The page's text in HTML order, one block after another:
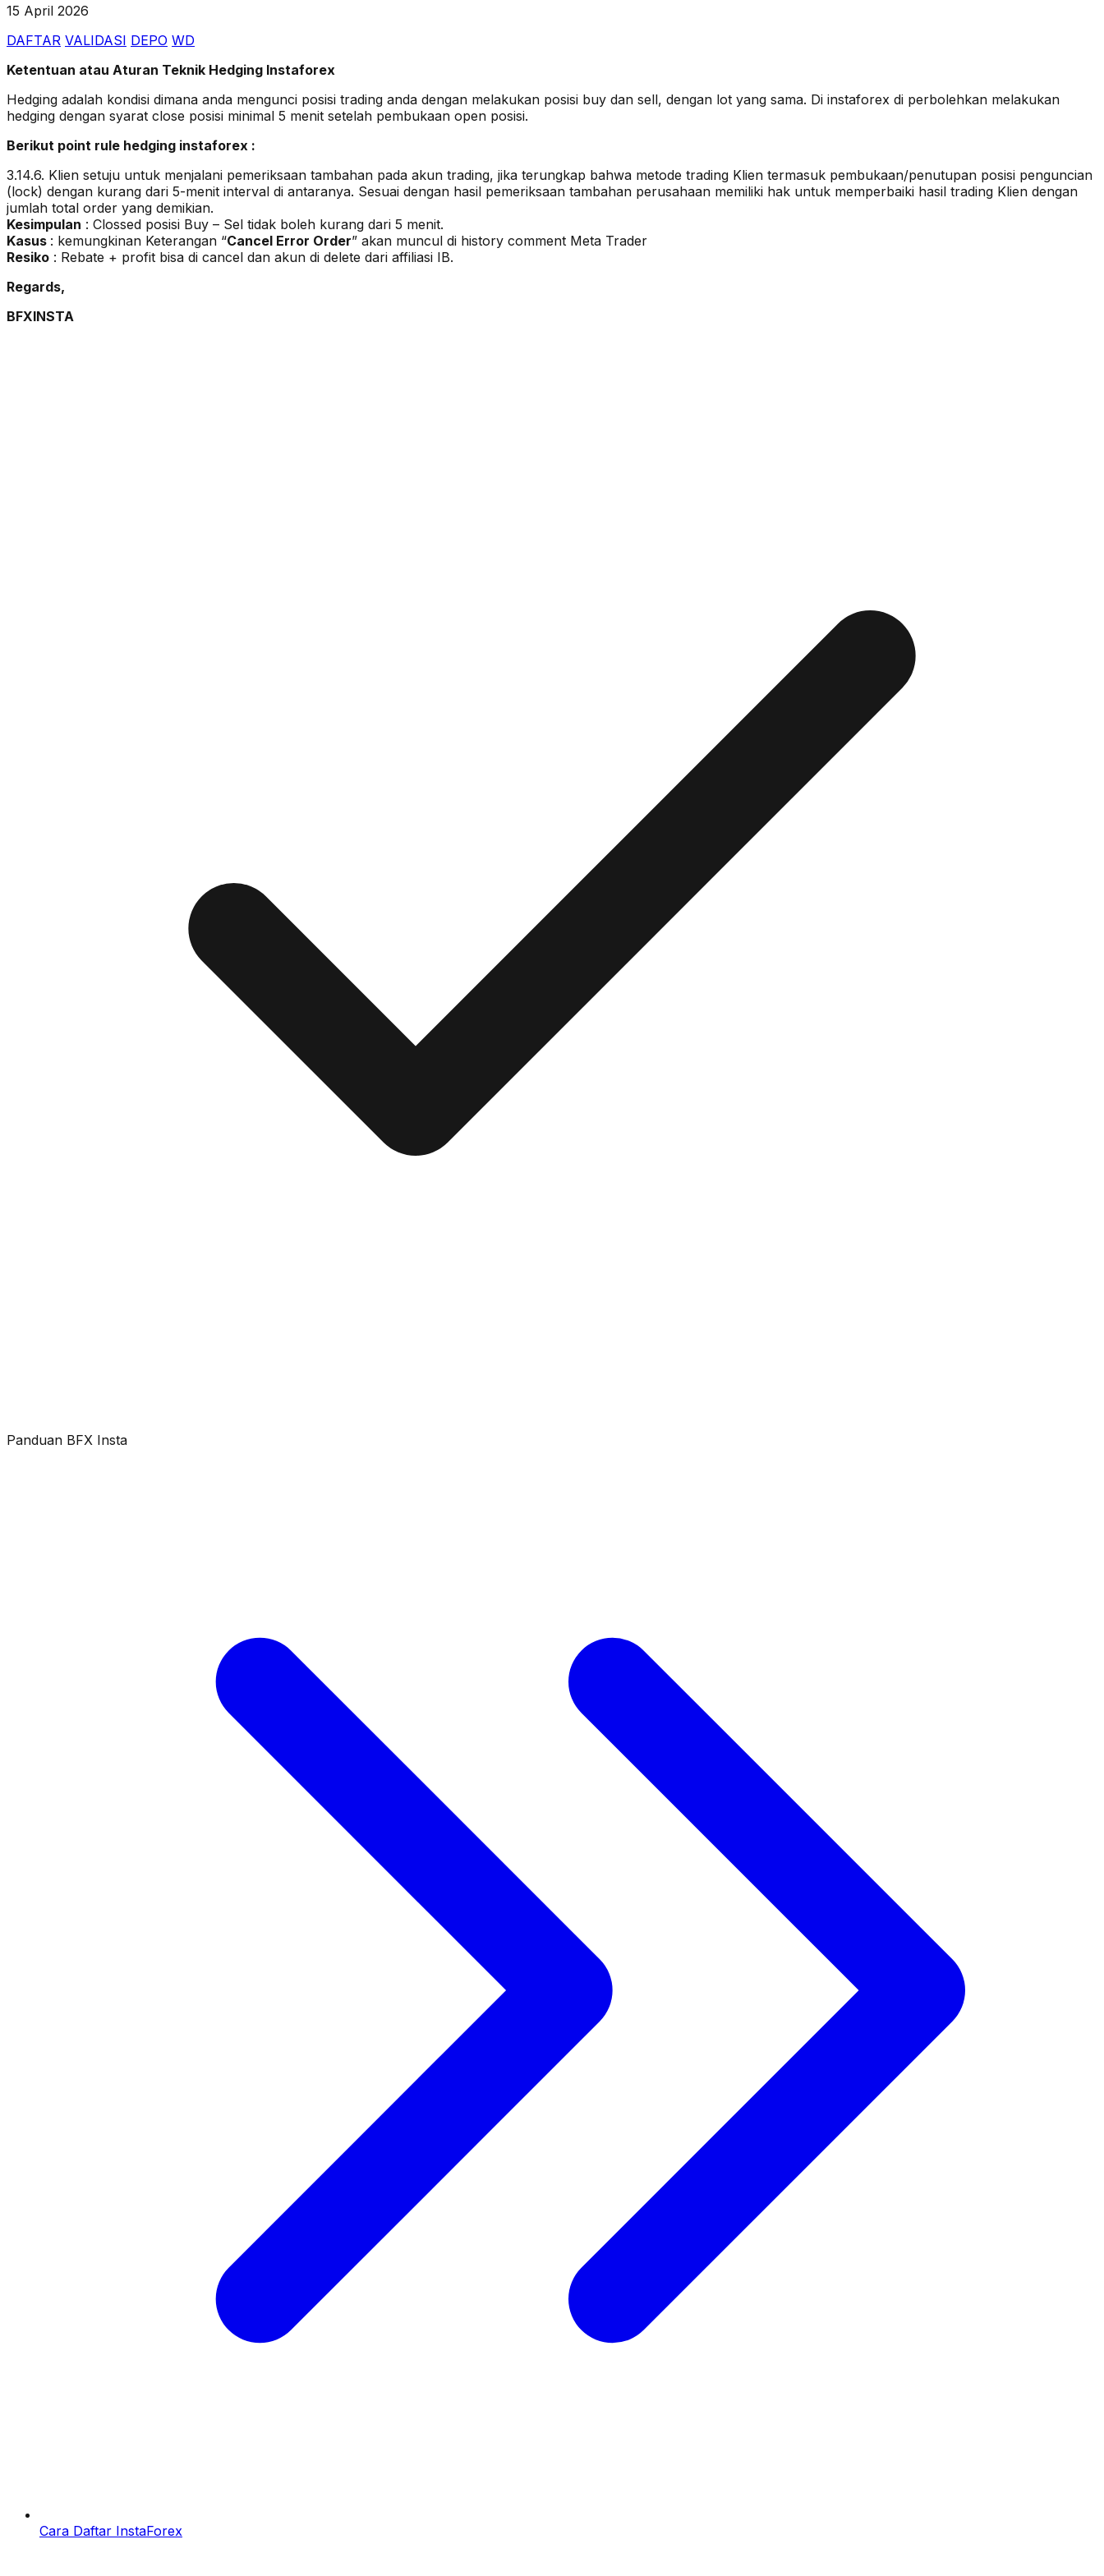
15 April 2026
DAFTAR VALIDASI DEPO WD
Ketentuan atau Aturan Teknik Hedging Instaforex
Hedging adalah kondisi dimana anda mengunci posisi trading anda dengan melakukan posisi buy dan sell, dengan lot yang sama. Di instaforex di perbolehkan melakukan
hedging dengan syarat close posisi minimal 5 menit setelah pembukaan open posisi.
Berikut point rule hedging instaforex :
3.14.6. Klien setuju untuk menjalani pemeriksaan tambahan pada akun trading, jika terungkap bahwa metode trading Klien termasuk pembukaan/penutupan posisi penguncian
(lock) dengan kurang dari 5-menit interval di antaranya. Sesuai dengan hasil pemeriksaan tambahan perusahaan memiliki hak untuk memperbaiki hasil trading Klien dengan
jumlah total order yang demikian.
Kesimpulan : Clossed posisi Buy – Sel tidak boleh kurang dari 5 menit.
Kasus : kemungkinan Keterangan “Cancel Error Order” akan muncul di history comment Meta Trader
Resiko : Rebate + profit bisa di cancel dan akun di delete dari affiliasi IB.
Regards,
BFXINSTA
Panduan BFX Insta
Cara Daftar InstaForex